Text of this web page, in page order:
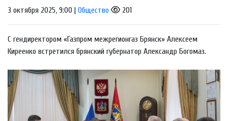
3 октября 2025, 9:00 | Общество 201
С гендиректором «Газпром межрегионгаз Брянск» Алексеем
Киреенко встретился брянский губернатор Александр Богомаз.